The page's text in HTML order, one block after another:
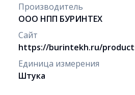
Производитель
ООО НПП БУРИНТЕХ
Сайт
https://burintekh.ru/
Единица измерения
Штука